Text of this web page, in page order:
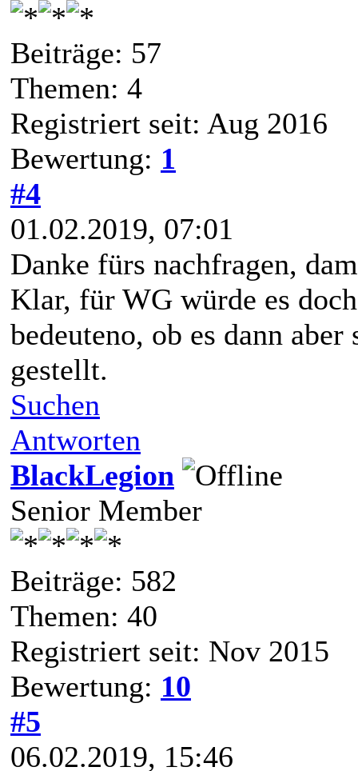
Beiträge: 57
Themen: 4
Registriert seit: Aug 2016
Bewertung: 1
#4
01.02.2019, 07:01
Danke fürs nachfragen,
Klar, für WG würde es
bedeuteno, ob es dann
gestellt.
Suchen
Antworten
BlackLegion
Senior Member
Beiträge: 582
Themen: 40
Registriert seit: Nov 2015
Bewertung: 10
#5
06.02.2019, 15:46